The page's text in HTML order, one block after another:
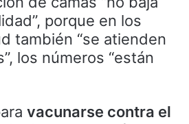
porque en los
también “se atienden
los números “están
vacunarse contra el